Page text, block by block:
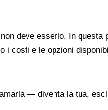
deve esserlo. In
i costi e le opzioni
— diventa la tua,